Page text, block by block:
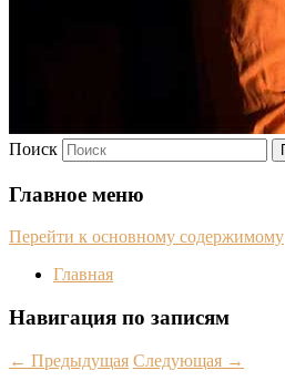
Поиск
Главное меню
Перейти к основному содержимому
Главная
Навигация по записям
← Предыдущая Следующая →